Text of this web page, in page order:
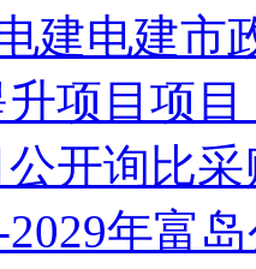
建电建市
项目项
开询比
2029年富